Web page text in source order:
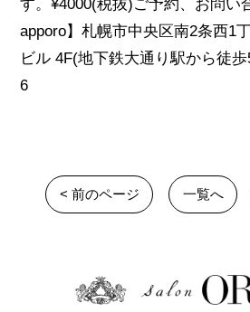
す。¥4000(税抜)ご予約、お問い
apporo】札幌市中央区南2条西1
ビル 4F(地下鉄大通り駅から徒
6
< 前のページ 一覧へ